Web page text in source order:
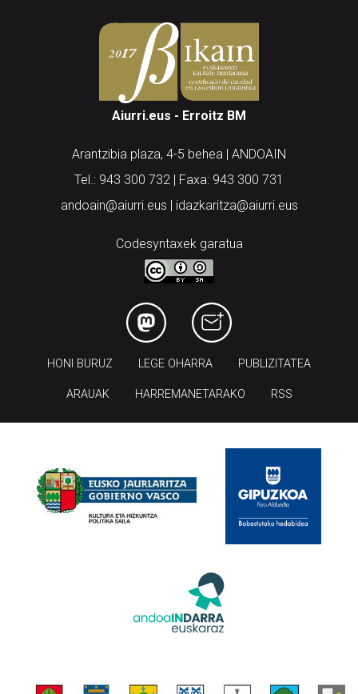
Aiurri.eus - Erroitz BM
Arantzibia plaza, 4-5 behea | ANDOAIN
Tel.: 943 300 732 | Faxa: 943 300 731
andoain@aiurri.eus | idazkaritza@aiurri.eus
Codesyntaxek garatua
HONI BURUZ LEGE OHARRA PUBLIZITATEA
ARAUAK HARREMANETARAKO RSS